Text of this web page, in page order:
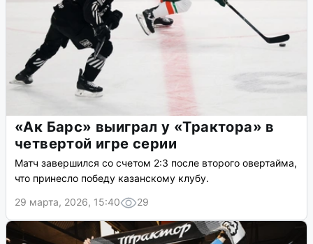
«Ак Барс» выиграл у «Трактора» в
четвертой игре серии
Матч завершился со счетом 2:3 после второго овертайма,
что принесло победу казанскому клубу.
29 марта, 2026, 15:40
29